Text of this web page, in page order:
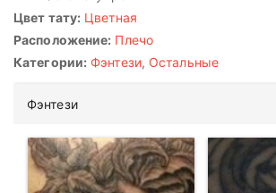
Цвет тату: Цветная
Расположение: Плечо
Категории: Фэнтези, Остальные
Фэнтези